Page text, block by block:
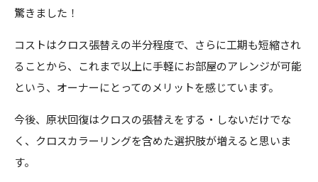
驚きました！
コストはクロス張替えの半分程度で、さらに工期も短縮され
ることから、これまで以上に手軽にお部屋のアレンジが可能
という、オーナーにとってのメリットを感じています。
今後、原状回復はクロスの張替えをする・しないだけでな
く、クロスカラーリングを含めた選択肢が増えると思いま
す。